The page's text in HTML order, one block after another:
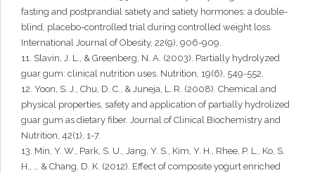
fasting and postprandial satiety and satiety hormones: a double-
blind, placebo-controlled trial during controlled weight loss.
International Journal of Obesity, 22(9), 906-909.
11. Slavin, J. L., & Greenberg, N. A. (2003). Partially hydrolyzed
guar gum: clinical nutrition uses. Nutrition, 19(6), 549-552.
12. Yoon, S. J., Chu, D. C., & Juneja, L. R. (2008). Chemical and
physical properties, safety and application of partially hydrolized
guar gum as dietary fiber. Journal of Clinical Biochemistry and
Nutrition, 42(1), 1-7.
13. Min, Y. W., Park, S. U., Jang, Y. S., Kim, Y. H., Rhee, P. L., Ko, S.
H., … & Chang, D. K. (2012). Effect of composite yogurt enriched